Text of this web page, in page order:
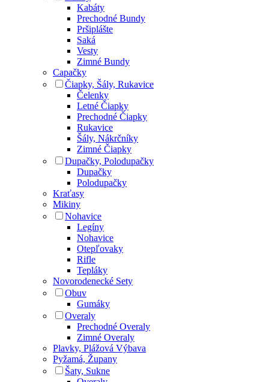
Kabáty
Prechodné Bundy
Pršiplášte
Saká
Vesty
Zimné Bundy
Capačky
Čiapky, Šály, Rukavice
Čelenky
Letné Čiapky
Prechodné Čiapky
Rukavice
Šály, Nákrčníky
Zimné Čiapky
Dupačky, Polodupačky
Dupačky
Polodupačky
Kraťasy
Mikiny
Nohavice
Legíny
Nohavice
Otepľovaky
Rifle
Tepláky
Novorodenecké Sety
Obuv
Gumáky
Overaly
Prechodné Overaly
Zimné Overaly
Plavky, Plážová Výbava
Pyžamá, Župany
Šaty, Sukne